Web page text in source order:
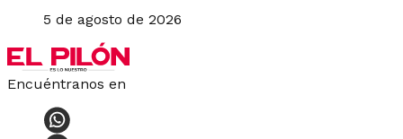
5 de agosto de 2026
Encuéntranos en